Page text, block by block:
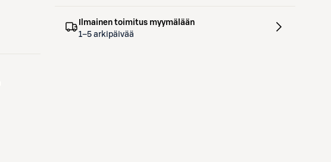
Ilmainen toimitus myymälään
1–5 arkipäivää